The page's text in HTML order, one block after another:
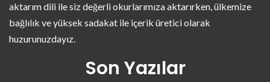
aktarım dili ile siz değerli okurlarımıza aktarırken, ülkemize
bağlılık ve yüksek sadakat ile içerik üretici olarak
huzurunuzdayız.
Son Yazılar